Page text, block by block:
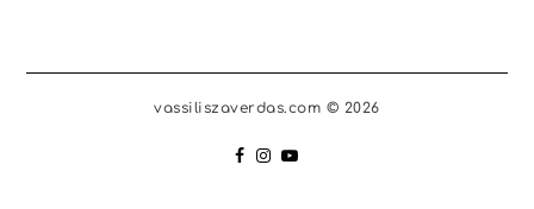
vassiliszaverdas.com © 2026